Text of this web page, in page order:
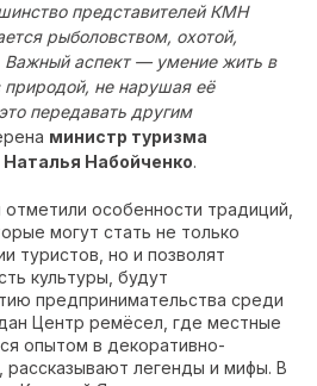
представителей КМН
рыболовством, охотой,
Важный аспект — умение жить в
не нарушая её
передавать другим
министр туризма
Набойченко.
особенности традиций,
могут стать не только
туристов, но и позволят
культуры, будут
предпринимательства среди
Центр ремёсел, где местные
опытом в декоративно-
рассказывают легенды и мифы. В